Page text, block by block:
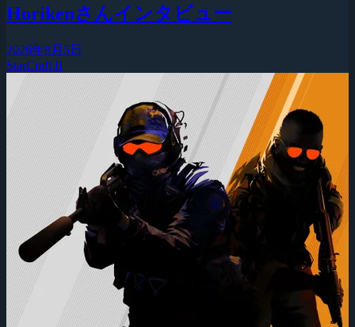
Horikenさんインタビュー
2026年8月5日
StarCraft II